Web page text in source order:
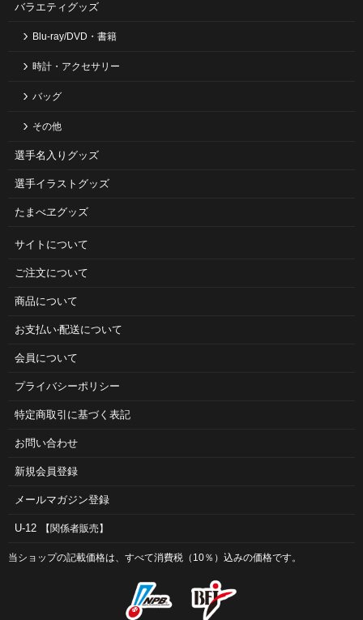
バラエティグッズ
Blu-ray/DVD・書籍
時計・アクセサリー
バッグ
その他
選手名入りグッズ
選手イラストグッズ
たまべヱグッズ
サイトについて
ご注⽂について
商品について
お⽀払い‧配送について
会員について
プライバシーポリシー
特定商取引に基づく表記
お問い合わせ
新規会員登録
メールマガジン登録
U-12 【関係者販売】
当ショップの記載価格は、すべて消費税（10％）込みの価格です。